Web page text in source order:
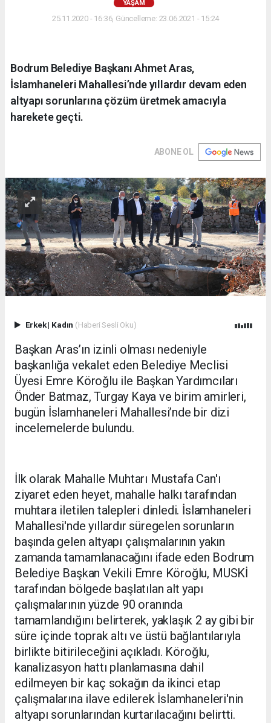
YAŞAM
25.11.2020 - 16:36, Güncelleme: 23.06.2021 - 15:24
Bodrum Belediye Başkanı Ahmet Aras,
İslamhaneleri Mahallesi’nde yıllardır devam eden
altyapı sorunlarına çözüm üretmek amacıyla
harekete geçti.
ABONE OL
Erkek| Kadın (Haberi Sesli Oku)
Başkan Aras’ın izinli olması nedeniyle
başkanlığa vekalet eden Belediye Meclisi
Üyesi Emre Köroğlu ile Başkan Yardımcıları
Önder Batmaz, Turgay Kaya ve birim amirleri,
bugün İslamhaneleri Mahallesi’nde bir dizi
incelemelerde bulundu.
İlk olarak Mahalle Muhtarı Mustafa Can'ı
ziyaret eden heyet, mahalle halkı tarafından
muhtara iletilen talepleri dinledi. İslamhaneleri
Mahallesi'nde yıllardır süregelen sorunların
başında gelen altyapı çalışmalarının yakın
zamanda tamamlanacağını ifade eden Bodrum
Belediye Başkan Vekili Emre Köroğlu, MUSKİ
tarafından bölgede başlatılan alt yapı
çalışmalarının yüzde 90 oranında
tamamlandığını belirterek, yaklaşık 2 ay gibi bir
süre içinde toprak altı ve üstü bağlantılarıyla
birlikte bitirileceğini açıkladı. Köroğlu,
kanalizasyon hattı planlamasına dahil
edilmeyen bir kaç sokağın da ikinci etap
çalışmalarına ilave edilerek İslamhaneleri'nin
altyapı sorunlarından kurtarılacağını belirtti.